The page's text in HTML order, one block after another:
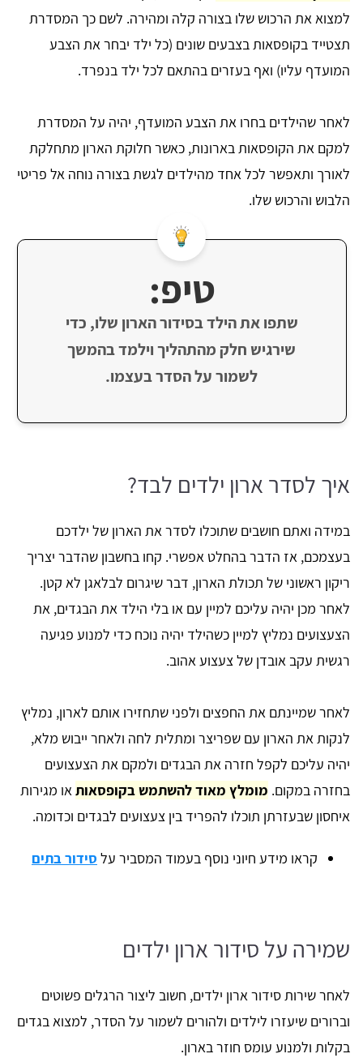
למצוא את הרכוש שלו בצורה קלה ומהירה. לשם כך המסדרת
תצטייד בקופסאות בצבעים שונים (כל ילד יבחר את הצבע
המועדף עליו) ואף בעזרים בהתאם לכל ילד בנפרד.
לאחר שהילדים בחרו את הצבע המועדף, יהיה על המסדרת
למקם את הקופסאות בארונות, כאשר חלוקת הארון מתחלקת
לאורך ותאפשר לכל אחד מהילדים לגשת בצורה נוחה אל פריטי
הלבוש והרכוש שלו.
טיפ:
שתפו את הילד בסידור הארון שלו, כדי
שירגיש חלק מהתהליך וילמד בהמשך
לשמור על הסדר בעצמו.
איך לסדר ארון ילדים לבד?
במידה ואתם חושבים שתוכלו לסדר את הארון של ילדכם
בעצמכם, אז הדבר בהחלט אפשרי. קחו בחשבון שהדבר יצריך
ריקון ראשוני של תכולת הארון, דבר שיגרום לבלאגן לא קטן.
לאחר מכן יהיה עליכם למיין עם או בלי הילד את הבגדים, את
הצעצועים נמליץ למיין כשהילד יהיה נוכח כדי למנוע פגיעה
רגשית עקב אובדן של צעצוע אהוב.
לאחר שמיינתם את החפצים ולפני שתחזירו אותם לארון, נמליץ
לנקות את הארון עם שפריצר ומתלית לחה ולאחר ייבוש מלא,
יהיה עליכם לקפל חזרה את הבגדים ולמקם את הצעצועים
בחזרה במקום. מומלץ מאוד להשתמש בקופסאותאו מגירות
איחסון שבעזרתן תוכלו להפריד בין צעצועים לבגדים וכדומה.
קראו מידע חיוני נוסף בעמוד המסביר על סידור בתים
שמירה על סידור ארון ילדים
לאחר שירות סידור ארון ילדים, חשוב ליצור הרגלים פשוטים
וברורים שיעזרו לילדים ולהורים לשמור על הסדר, למצוא בגדים
בקלות ולמנוע עומס חוזר בארון.